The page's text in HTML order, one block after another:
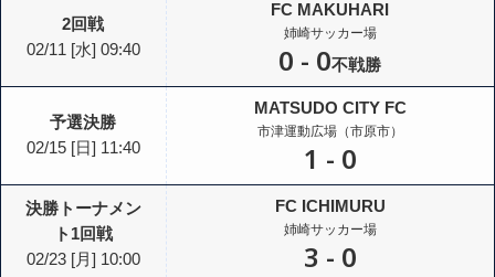
2回戦
02/11 [水] 09:40
FC MAKUHARI
姉崎サッカー場
0 - 0不戦勝
予選決勝
02/15 [日] 11:40
MATSUDO CITY FC
市津運動広場（市原市）
1 - 0
決勝トーナメン
ト1回戦
02/23 [月] 10:00
FC ICHIMURU
姉崎サッカー場
3 - 0